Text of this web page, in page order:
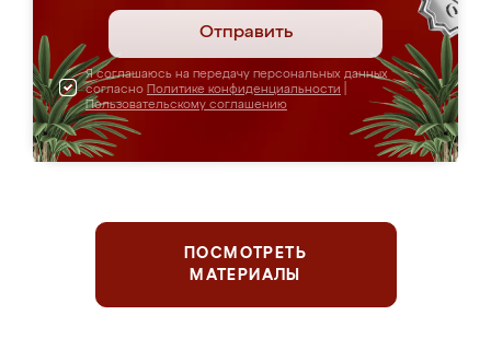
Отправить
Я соглашаюсь на передачу персональных данных
согласно Политике конфиденциальности
Пользовательскому соглашению
ПОСМОТРЕТЬ
МАТЕРИАЛЫ